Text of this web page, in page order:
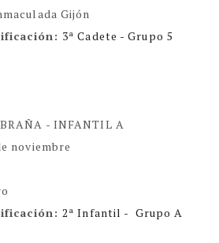
Gijón
: 3ª Cadete - Grupo 5
- INFANTIL A
noviembre
:2ª Infantil - Grupo A